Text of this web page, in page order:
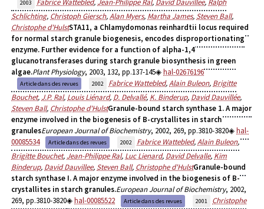
2003
Fabrice Wattebled, Jean-Philippe Ral, David Dauvillee, Ralph
Schlichting, Christoph Giersch,Alan Myers, Martha James, Steven Ball,
Christophe d'HulstSTA11, a Chlamydomonas reinhardtii locus required
for normal starch granule biogenesis, encodes disproportionating
enzyme. Further evidence for a function of alpha-1,4
glucanotransferases during starch granule biosynthesis in green
algae.Plant Physiology, 2003, 132, pp.137-145 hal-02676196
Article dans des revues 2002 Fabrice Wattebled,Alain Buleon, Brigitte
Bouchet, J.P. Ral, Louis Liénard, D. Delvallé, K. Binderup, David Dauvillée,
Steven Ball, Christophe d'HulstGranule-bound starch synthase 1. A major
enzyme involved in the biogenesis of B-crystallites in starch
granulesEuropean Journal of Biochemistry, 2002, 269, pp.3810-3820
hal-
00085534
Article dans des revues 2002 Fabrice Wattebled,Alain Buleon,
Brigitte Bouchet, Jean-Philippe Ral, Luc Lienard, David Delvalle, Kim
Binderup, David Dauvillee, Steven Ball, Christophe d'HulstGranule-bound
starch synthase I. A major enzyme involved in the biogenesis of B-
crystallites in starch granules.European Journal of Biochemistry, 2002,
269, pp.3810-3820
hal-00085522 Article dans des revues 2001
Christophe